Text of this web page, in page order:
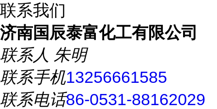
联系我们
济南国辰泰富化工有限公司
联系人 朱明
联系手机13256661585
联系电话86-0531-88162029